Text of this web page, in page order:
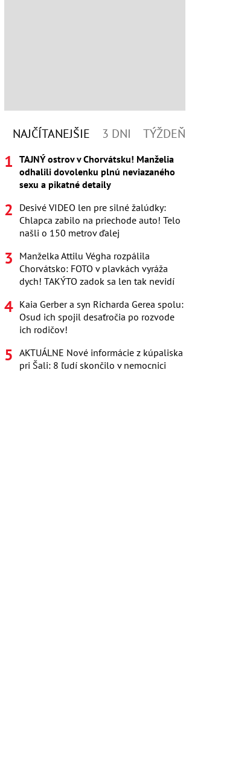
NAJČÍTANEJŠIE 3 DNI TÝŽDEŇ
TAJNÝ ostrov v Chorvátsku! Manželia
odhalili dovolenku plnú neviazaného
sexu a pikatné detaily
Desivé VIDEO len pre silné žalúdky:
Chlapca zabilo na priechode auto! Telo
našli o 150 metrov ďalej
Manželka Attilu Végha rozpálila
Chorvátsko: FOTO v plavkách vyráža
dych! TAKÝTO zadok sa len tak nevidí
Kaia Gerber a syn Richarda Gerea spolu:
Osud ich spojil desaťročia po rozvode
ich rodičov!
AKTUÁLNE Nové informácie z kúpaliska
pri Šali: 8 ľudí skončilo v nemocnici